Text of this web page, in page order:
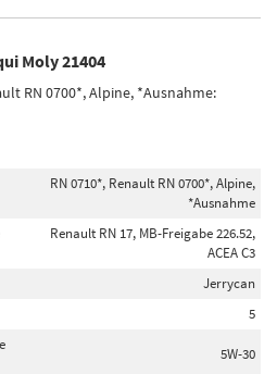
Moly 21404
RN 0700*, Alpine, *Ausnahme:
RN 0710*, Renault RN 0700*, Alpine,
*Ausnahme
Renault RN 17, MB-Freigabe 226.52,
ACEA C3
Jerrycan
5
5W-30